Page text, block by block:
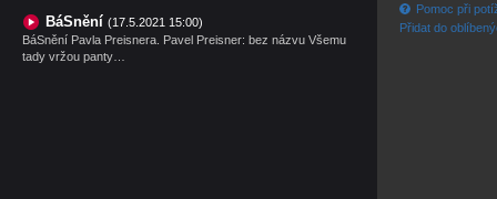
BáSnění (17.5.2021 15:00)
BáSnění Pavla Preisnera. Pavel Preisner: bez názvu Všemu
tady vržou panty…
Pomoc při
Přidat do